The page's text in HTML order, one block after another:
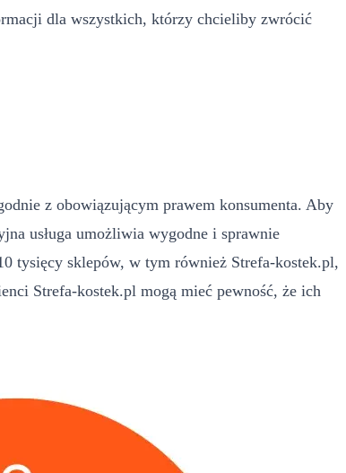
dla wszystkich, którzy chcieliby zwrócić
z obowiązującym prawem konsumenta. Aby
usługa umożliwia wygodne i sprawnie
tysięcy sklepów, w tym również Strefa-kostek.pl,
Strefa-kostek.pl mogą mieć pewność, że ich